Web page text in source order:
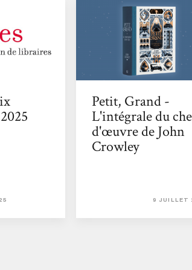
Petit, Grand -
L'intégrale du
d'œuvre de John
Crowley
9 JUILLET